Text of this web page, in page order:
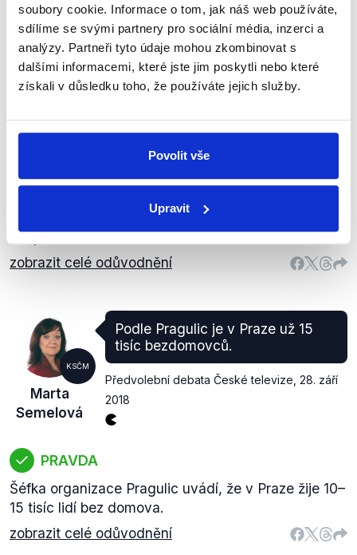
soubory cookie. Informace o tom, jak náš web používáte,
sdílíme se svými partnery pro sociální média, inzerci a
analýzy. Partneři tyto údaje mohou zkombinovat s
dalšími informacemi, které jste jim poskytli nebo které
získali v důsledku toho, že používáte jejich služby.
Povolit vše
Upravit
Semelová
Předvolební debata České televize,28. září
2018
z roku 2017 a její čísla cituje správně. Údaj o počtu a
stavu neobydlených domů však vychází ze SLDB z
města Prahy s žádostí o poskytnutí aktuálních
údajů.
zobrazit celé odůvodnění
KSČM
Marta
Semelová
Podle Pragulic je v Praze už 15
tisíc bezdomovců.
Předvolební debata České televize 28. září
2018
PRAVDA
Šéfka organizace Pragulic uvádí, že v Praze žije 10–
15 tisíc lidí bez domova.
zobrazit celé odůvodnění